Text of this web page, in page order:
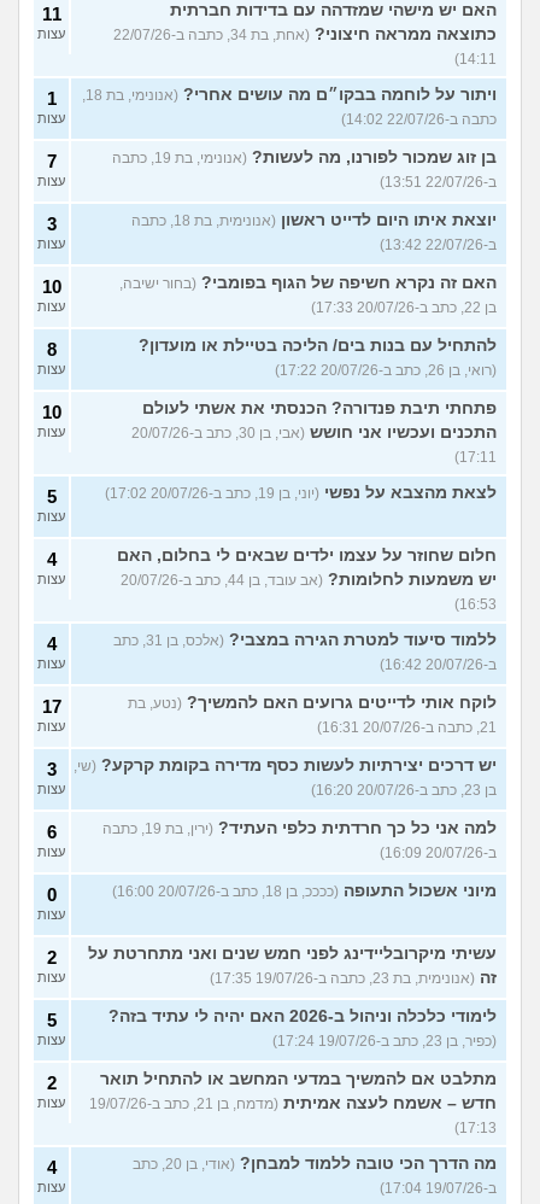
האם יש מישהי שמזדהה עם בדידות חברתית
כתוצאה ממראה חיצוני?
(אחת, בת 34, כתבה ב-22/07/26
14:11)
11
עצות
ויתור על לוחמה בבקו״ם מה עושים אחרי?
(אנונימי, בת 18,
כתבה ב-22/07/26 14:02)
1
עצות
בן זוג שמכור לפורנו, מה לעשות?
(אנונימי, בת 19, כתבה
ב-22/07/26 13:51)
7
עצות
יוצאת איתו היום לדייט ראשון
(אנונימית, בת 18, כתבה
ב-22/07/26 13:42)
3
עצות
האם זה נקרא חשיפה של הגוף בפומבי? (בחור ישיבה,
בן 22, כתב ב-20/07/26 17:33)
10
עצות
להתחיל עם בנות בים/ הליכה בטיילת או מועדון?
(רואי, בן 26, כתב ב-20/07/26 17:22)
8
עצות
פתחתי תיבת פנדורה? הכנסתי את אשתי לעולם
התכנים ועכשיו אני חושש
(אבי, בן 30, כתב ב-20/07/26
17:11)
10
עצות
לצאת מהצבא על נפשי (יוני, בן 19, כתב ב-20/07/26 17:02) 5
עצות
חלום שחוזר על עצמו ילדים שבאים לי בחלום, האם
יש משמעות לחלומות?
(אב עובד, בן 44, כתב ב-20/07/26
16:53)
4
עצות
ללמוד סיעוד למטרת הגירה במצבי?
(אלכס, בן 31, כתב
ב-20/07/26 16:42)
4
עצות
לוקח אותי לדייטים גרועים האם להמשיך? (נטע, בת
21, כתבה ב-20/07/26 16:31)
17
עצות
יש דרכים יצירתיות לעשות כסף מדירה בקומת קרקע? (שי,
בן 23, כתב ב-20/07/26 16:20)
3
עצות
למה אני כל כך חרדתית כלפי העתיד?
(ירין, בת 19, כתבה
ב-20/07/26 16:09)
6
עצות
מיוני אשכול התעופה (ככככ, בן 18, כתב ב-20/07/26 16:00) 0
עצות
עשיתי מיקרובליידינג לפני חמש שנים ואני מתחרטת על
זה (אנונימית, בת 23, כתבה ב-19/07/26 17:35)
2
עצות
לימודי כלכלה וניהול ב-2026 האם יהיה לי עתיד בזה?
(כפיר, בן 23, כתב ב-19/07/26 17:24)
5
עצות
מתלבט אם להמשיך במדעי המחשב או להתחיל תואר
חדש – אשמח לעצה אמיתית
(מדמח, בן 21, כתב ב-19/07/26
17:13)
2
עצות
מה הדרך הכי טובה ללמוד למבחן?
(אודי, בן 20, כתב
ב-19/07/26 17:04)
4
עצות